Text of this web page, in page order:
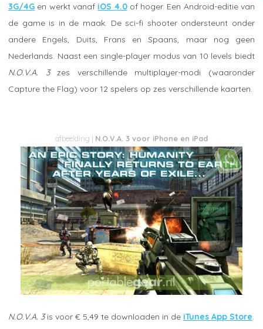
3G/4G en werkt vanaf iOS 4.0of hoger. Een Android-editie van
de game is in de maak. De sci-fi shooter ondersteunt onder
andere Engels, Duits, Frans en Spaans, maar nog geen
Nederlands. Naast een single-player modus van 10 levels biedt
N.O.V.A. 3zes verschillende multiplayer-modi (waaronder
Capture the Flag) voor 12 spelers op zes verschillende kaarten.
N.O.V.A. 3 voor iPhone en iPad
N.O.V.A. 3is voor € 5,49 te downloaden in de iTunes App Store